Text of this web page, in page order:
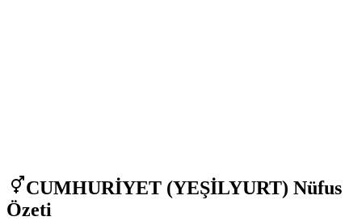
CUMHURİYET (YEŞİLYURT) Nüfus
Özeti